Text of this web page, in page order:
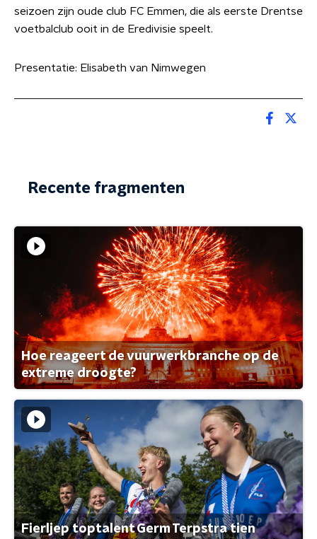
seizoen zijn oude club FC Emmen, die als eerste Drentse
voetbalclub ooit in de Eredivisie speelt.
Presentatie: Elisabeth van Nimwegen
Recente fragmenten
Hoe reageert de vuurwerkbranche op de
extreme droogte?
Fierljep toptalent Germ Terpstra tien